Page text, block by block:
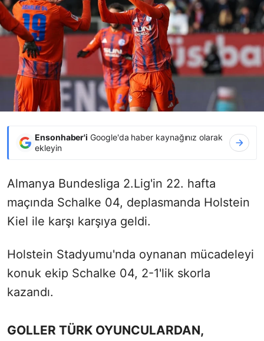
Ensonhaber'i Google'da haber kaynağınız olarak
ekleyin
Almanya Bundesliga 2.Lig'in 22. hafta
maçında Schalke 04, deplasmanda Holstein
Kiel ile karşı karşıya geldi.
Holstein Stadyumu'nda oynanan mücadeleyi
konuk ekip Schalke 04, 2-1'lik skorla
kazandı.
GOLLER TÜRK OYUNCULARDAN,